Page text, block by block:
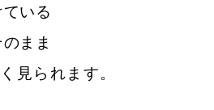
いる
まま
見られます。